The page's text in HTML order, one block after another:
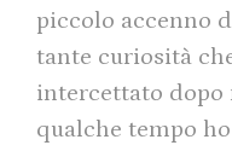
piccolo accenno
tante curiosità
intercettato dopo
qualche tempo